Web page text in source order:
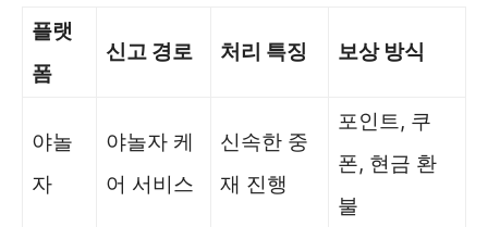
플랫
폼
신고 경로 처리 특징 보상 방식
야놀
자
야놀자 케
어 서비스
신속한 중
재 진행
포인트, 쿠
폰, 현금 환
불